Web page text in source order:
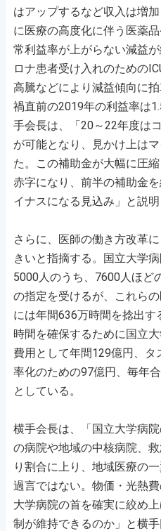
はアップするなど収入は増
に医療の高度化に伴う医薬
常利益率が上がらない減益
ロナ患者受け入れのための
高騰などにより減益傾向に
禍直前の2019年の利益率は
手会長は、「20～22年度は
が可能となり、見かけ上は
た。この補助金が大幅に圧
赤字になり、前半の補助金
イナスになる見込み」と説明
さらに、医師の働き方改革
きいと指摘する。国立大学
5000人のうち、7600人ほど
の指定を受けるが、これら
には年間636万時間を捻出
時間を確保するために国立
費用として年間129億円、
率化のための97億円、毎年
としている。
横手会長は、「国立大学病
の病院や地域の中核病院、
り割合に上り、地域医療の
過言ではない。物価・光熱
大学病院の首を確実に絞め
制が維持できるのか」と横